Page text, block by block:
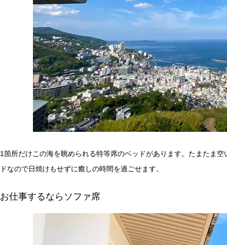
1箇所だけこの海を眺められる特等席のベッドがあります。たまたま
ドなので日焼けもせずに癒しの時間を過ごせます。
お仕事するならソファ席